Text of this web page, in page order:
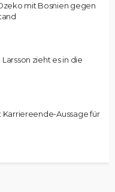
mit Bosnien gegen
zieht es in die
Aussage für